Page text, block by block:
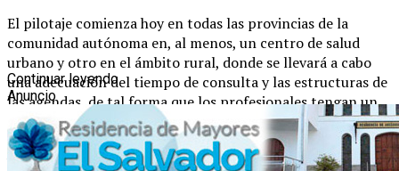
El pilotaje comienza hoy en todas las provincias de la
comunidad autónoma en, al menos, un centro de salud
urbano y otro en el ámbito rural, donde se llevará a cabo
una adecuación del tiempo de consulta y las estructuras de
las agendas, de tal forma que los profesionales tengan un
mínimo de siete minutos por paciente, media hora al día
para telemedicina, 15 minutos para pacientes programados
y complejos y un tiempo para investigación y formación.
Continuar leyendo
Anuncio